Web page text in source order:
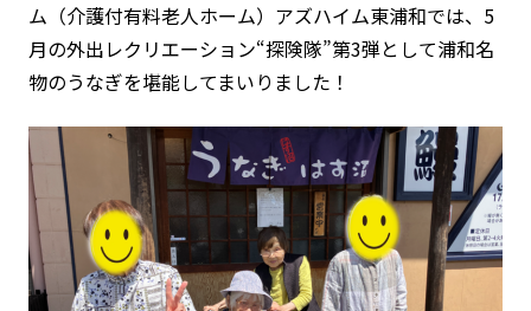
ム（介護付有料老人ホーム）アズハイム東浦和では、5
月の外出レクリエーション“探険隊”第3弾として浦和名
物のうなぎを堪能してまいりました！